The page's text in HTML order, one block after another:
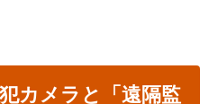
カメラと「遠隔監